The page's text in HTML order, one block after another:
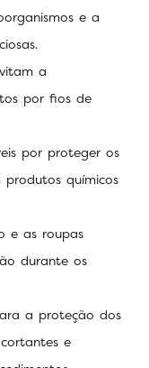
e a
a
por fios de
por proteger os
químicos
e as roupas
durante os
a proteção dos
e